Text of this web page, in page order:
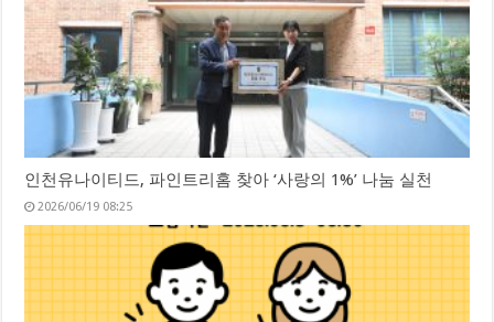
인천유나이티드, 파인트리홈 찾아 ‘사랑의 1%’ 나눔 실천
2026/06/19 08:25